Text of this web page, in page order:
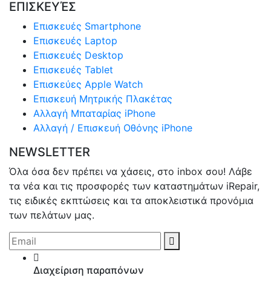
ΕΠΙΣΚΕΥΈΣ
Επισκευές Smartphone
Επισκευές Laptop
Επισκευές Desktop
Επισκευές Tablet
Επισκεύες Apple Watch
Επισκευή Μητρικής Πλακέτας
Αλλαγή Μπαταρίας iPhone
Αλλαγή / Επισκευή Οθόνης iPhone
NEWSLETTER
Όλα όσα δεν πρέπει να χάσεις, στο inbox σου! Λάβε
τα νέα και τις προσφορές των καταστημάτων iRepair,
τις ειδικές εκπτώσεις και τα αποκλειστικά προνόμια
των πελάτων μας.
Διαχείριση παραπόνων